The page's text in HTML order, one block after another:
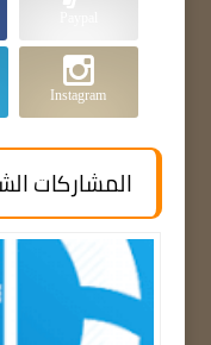
Instagram
المشاركات